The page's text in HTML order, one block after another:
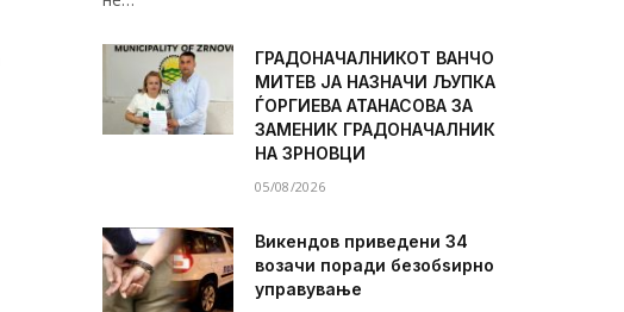
ГРАДОНАЧАЛНИКОТ ВАНЧО
МИТЕВ ЈА НАЗНАЧИ ЉУПКА
ЃОРГИЕВА АТАНАСОВА ЗА
ЗАМЕНИК ГРАДОНАЧАЛНИК
НА ЗРНОВЦИ
05/08/2026
Викендов приведени 34
возачи поради безобѕирно
управување